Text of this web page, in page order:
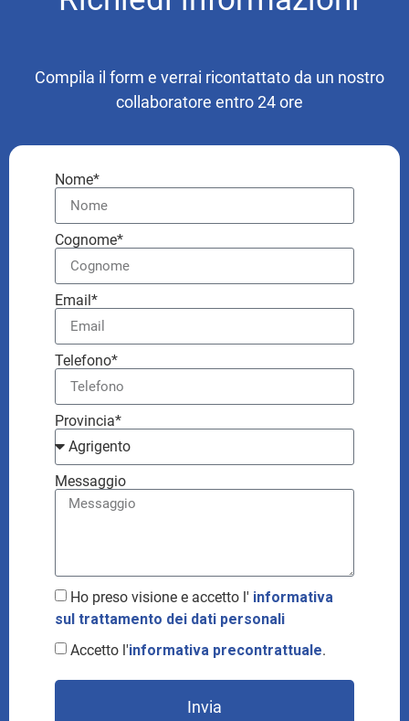
Compila il form e verrai ricontattato da un nostro
collaboratore entro 24 ore
Nome*
Cognome*
Email*
Telefono*
Provincia*
Messaggio
Ho preso visione e accetto l' informativa
sul trattamento dei dati personali
Accetto l'informativa precontrattuale.
Invia